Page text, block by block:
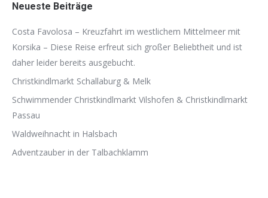
Neueste Beiträge
Costa Favolosa – Kreuzfahrt im westlichem Mittelmeer mit
Korsika – Diese Reise erfreut sich großer Beliebtheit und ist
daher leider bereits ausgebucht.
Christkindlmarkt Schallaburg & Melk
Schwimmender Christkindlmarkt Vilshofen & Christkindlmarkt
Passau
Waldweihnacht in Halsbach
Adventzauber in der Talbachklamm